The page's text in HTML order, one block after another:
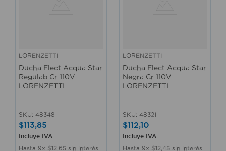
LORENZETTI
Ducha Elect Acqua Star
Regulab Cr 110V -
LORENZETTI
SKU: 48348
$113,85
Incluye IVA
Hasta 9x $12 65 sin interés
LORENZETTI
Ducha Elect Acqua Star
Negra Cr 110V -
LORENZETTI
SKU: 48321
$112,10
Incluye IVA
Hasta 9x $12 45 sin interés